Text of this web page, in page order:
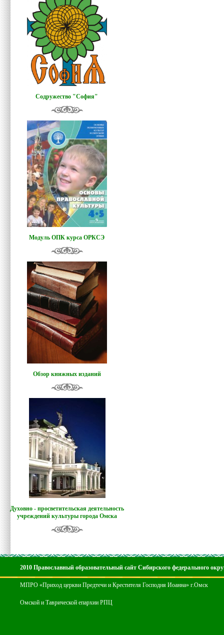
Содружество "София"
Модуль ОПК курса ОРКСЭ
Обзор книжных изданий
Духовно - просветительская деятельность
учреждений культуры города Омска
2010 Православный образовательный сайт Сибирского федерального
МПРО «Приход церкви Предтечи и Крестителя Господня Иоанна» г.Омск
Омской и Таврической епархии РПЦ